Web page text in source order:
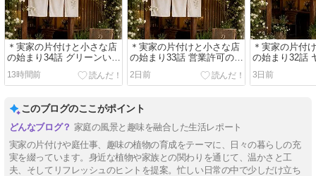
＊実家の片付けと小さな店
の始まり34話 グリーンいっ
ぱいの店内にしたいから
13時間前
＊実家の片付けと小さな店
の始まり33話 営業許可の規
定に伴い天窓に網戸を張る
2日前
＊実家の片付
の始まり32話
り直し
3日前
このブログのここがポイント
家庭の風景と趣味を融合した生活レポート
実家の片付けや庭仕事、趣味の植物の育成をテーマに、日々の暮らしの充
実を綴っています。身近な植物や家族との関わりを通じて、温かさと工
夫、そしてリフレッシュのヒントを提案。忙しい日常の中で少しだけ立ち